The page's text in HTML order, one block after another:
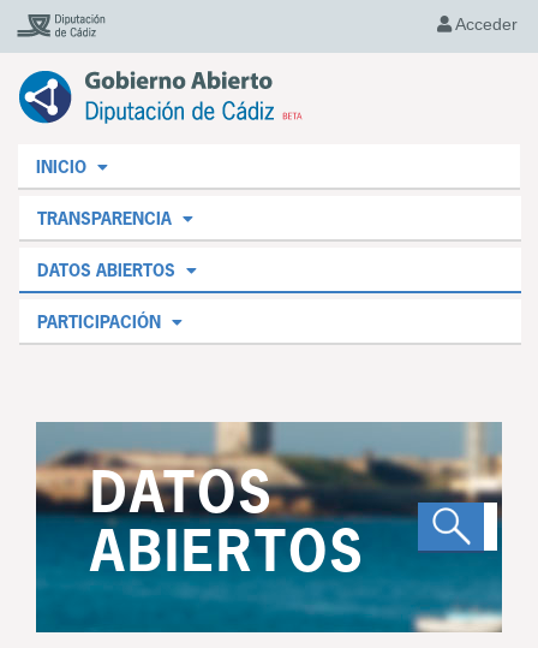
Acceder
INICIO
TRANSPARENCIA
DATOS ABIERTOS
PARTICIPACIÓN
DATOS
ABIERTOS